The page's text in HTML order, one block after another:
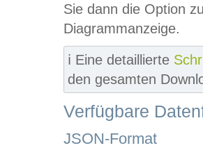
Sie dann die Option
Diagrammanzeige.
ℹ️ Eine detaillierte
den gesamten
Verfügbare
JSON-Format